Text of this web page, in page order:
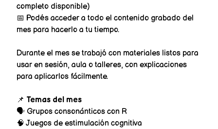
completo disponible)
📅 Podés acceder a todo el contenido grabado del
mes para hacerlo a tu tiempo.
Durante el mes se trabajó con materiales listos para
usar en sesión, aula o talleres, con explicaciones
para aplicarlos fácilmente.
📌 Temas del mes
🗣 Grupos consonánticos con R
🧠 Juegos de estimulación cognitiva